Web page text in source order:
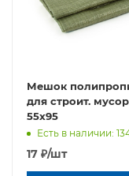
Мешок
для строит.
55х95
Есть в наличии:
17 ₽/шт